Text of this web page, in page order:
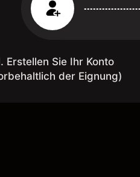
Erstellen Sie Ihr Konto
der Eignung)